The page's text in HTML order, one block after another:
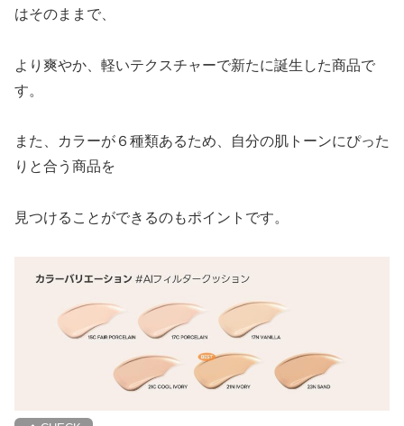
はそのままで、
より爽やか、軽いテクスチャーで新たに誕生した商品で
す。
また、カラーが６種類あるため、自分の肌トーンにぴった
りと合う商品を
見つけることができるのもポイントです。